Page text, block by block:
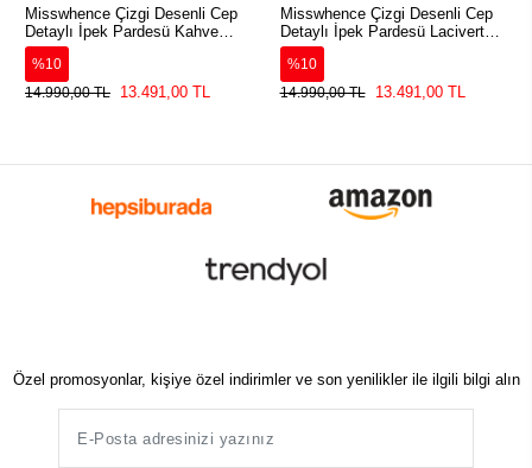
Misswhence Çizgi Desenli Cep
Detaylı İpek Pardesü Kahve
39828
%10
14.990,00 TL
13.491,00 TL
Misswhence Çizgi Desenli Cep
Detaylı İpek Pardesü Lacivert
39828
%10
14.990,00 TL
13.491,00 TL
Özel promosyonlar, kişiye özel indirimler ve son yenilikler ile ilgili bilgi alın